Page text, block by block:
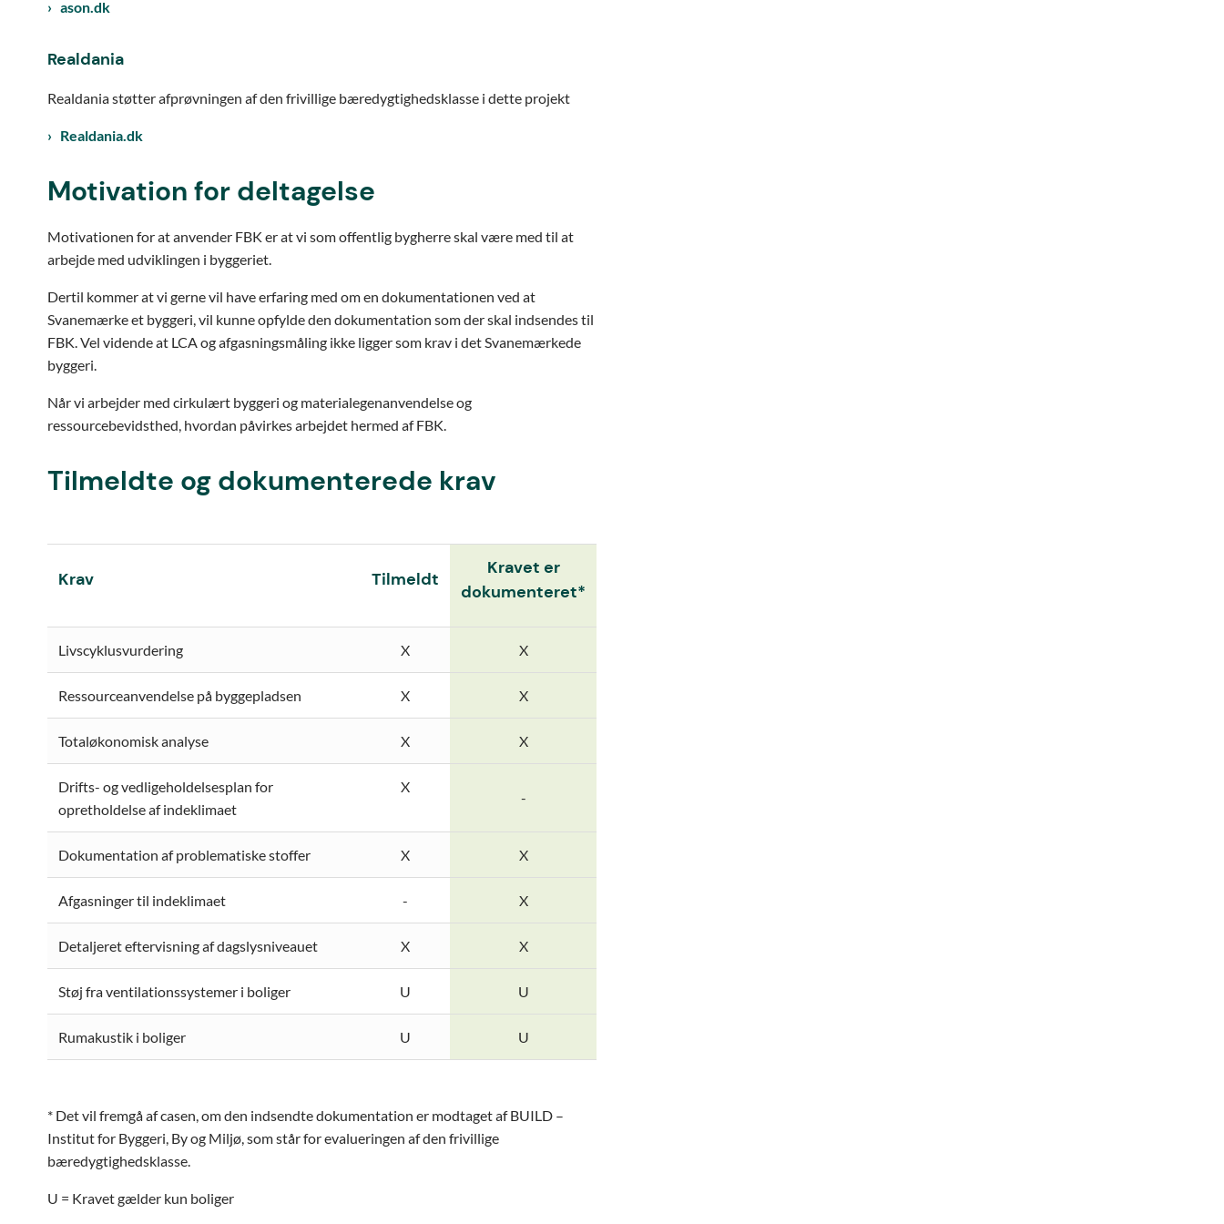
ason.dk
Realdania
Realdania støtter afprøvningen af den frivillige bæredygtighedsklasse i dette projekt
Realdania.dk
Motivation for deltagelse
Motivationen for at anvender FBK er at vi som offentlig bygherre skal være med til at
arbejde med udviklingen i byggeriet.
Dertil kommer at vi gerne vil have erfaring med om en dokumentationen ved at
Svanemærke et byggeri, vil kunne opfylde den dokumentation som der skal indsendes til
FBK. Vel vidende at LCA og afgasningsmåling ikke ligger som krav i det Svanemærkede
byggeri.
Når vi arbejder med cirkulært byggeri og materialegenanvendelse og
ressourcebevidsthed, hvordan påvirkes arbejdet hermed af FBK.
Tilmeldte og dokumenterede krav
Krav Tilmeldt
Kravet er
dokumenteret*
Livscyklusvurdering X X
Ressourceanvendelse på byggepladsen X X
Totaløkonomisk analyse X X
Drifts- og vedligeholdelsesplan for
opretholdelse af indeklimaet
X
-
Dokumentation af problematiske stoffer X X
Afgasninger til indeklimaet - X
Detaljeret eftervisning af dagslysniveauet X X
Støj fra ventilationssystemer i boliger U U
Rumakustik i boliger U U
* Det vil fremgå af casen, om den indsendte dokumentation er modtaget af BUILD –
Institut for Byggeri, By og Miljø, som står for evalueringen af den frivillige
bæredygtighedsklasse.
U = Kravet gælder kun boliger